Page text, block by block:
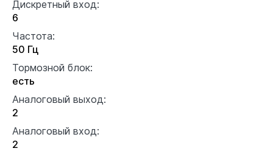
Дискретный вход:
6
Частота:
50 Гц
Тормозной блок:
есть
Аналоговый выход:
2
Аналоговый вход:
2